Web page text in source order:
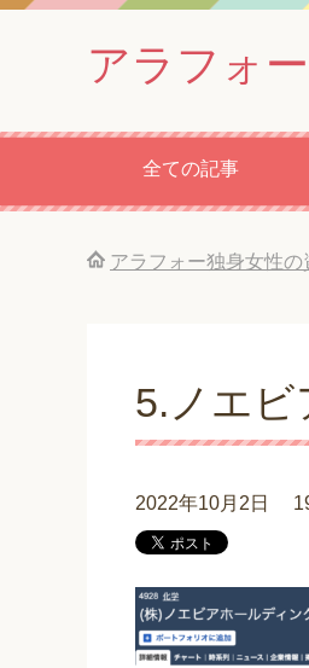
アラフォ
全ての記事
アラフォー独身女性
5.ノエビ
2022年10月2日